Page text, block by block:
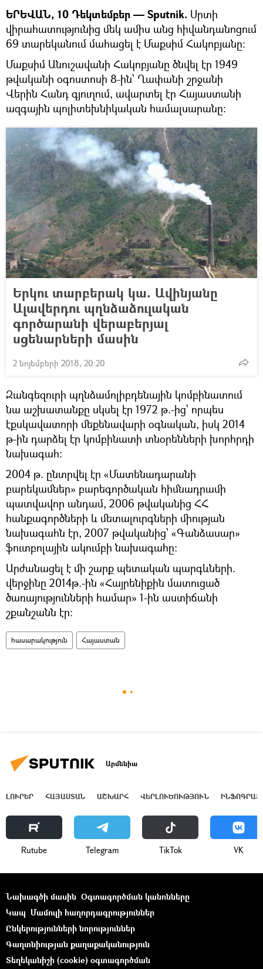
ԵՐԵՎԱՆ, 10 Դեկտեմբեր — Sputnik. Սրտի
վիրահատությունից մեկ ամիս անց հիվանդանոցում
69 տարեկանում մահացել է Մաքսիմ Հակոբյանը։
Մաքսիմ Անուշավանի Հակոբյանը ծնվել էր 1949
թվականի օգոստոսի 8-ին՝ Ղափանի շրջանի
Վերին Հանդ գյուղում, ավարտել էր Հայաստանի
ազգային պոլիտեխնիկական համալսարանը:
Երկու տարբերակ կա. Ավինյանը
Ալավերդու պղնձաձուլական
գործարանի վերաբերյալ
սցենարների մասին
2 նոյեմբերի 2018, 20:20
Զանգեզուրի պղնձամոլիբդենային կոմբինատում
նա աշխատանքը սկսել էր 1972 թ.-ից՝ որպես
էքսկավատորի մեքենավարի օգնական, իսկ 2014
թ-ին դարձել էր կոմբինատի տնօրենների խորհրդի
նախագահ:
2004 թ. ընտրվել էր «Մատենադարանի
բարեկամներ» բարեգործական հիմնադրամի
պատվավոր անդամ, 2006 թվականից ՀՀ
հանքագործների և մետալուրգների միության
նախագահն էր, 2007 թվականից՝ «Գանձասար»
ֆուտբոլային ակումբի նախագահը։
Արժանացել է մի շարք պետական պարգևների.
վերջինը 2014թ.-ին «Հայրենիքին մատուցած
ծառայությունների համար» 1-ին աստիճանի
շքանշանն էր:
հասարակություն Հայաստան
Արմենիա
ԼՈՒՐԵՐ ՀԱՅԱՍՏԱՆ ԱՇԽԱՐՀ ՎԵՐԼՈՒԾՈՒԹՅՈՒՆ
Rutube Telegram ТikТоk VK
Նախագծի մասին Օգտագործման կանոնները
Կապ Մամուլի հաղորդագրություններ
Ընկերությունների նորություններ
Գաղտնիության քաղաքականություն
Տեղեկանիշի (cookie) օգտագործման